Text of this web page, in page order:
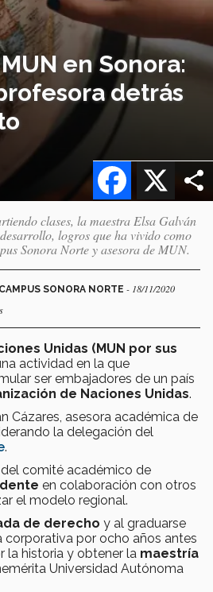
en Sonora:
detrás
X
Facebook
clases, la maestra Elsa Galván
logros que ha vivido como
Sonora Norte y asesora de MUN.
SONORA NORTE - 18/11/2020
Unidas (MUN por sus
actividad en la que
ser embajadores de un país
de Naciones Unidas.
Cázares, asesora académica de
la delegación del
.
comité académico de
en colaboración con otros
el modelo regional.
de derecho y al graduarse
por ocho años antes
la historia y obtener la maestría
Universidad Autónoma